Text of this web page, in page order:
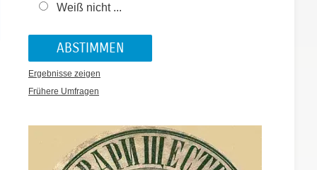
Weiß nicht ...
Ergebnisse zeigen
Frühere Umfragen